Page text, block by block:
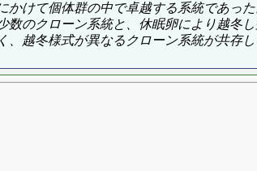
かけて個体群の中で卓越する系統であっ
数のクローン系統と、休眠卵により越冬
、越冬様式が異なるクローン系統が共存